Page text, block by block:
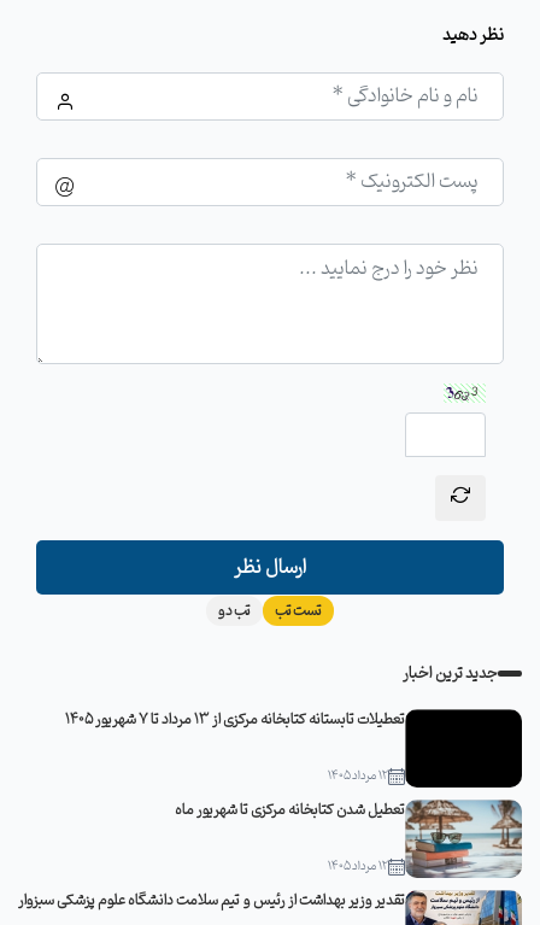
نظر دهید
ارسال نظر
تست تب تب دو
جدید ترین اخبار
تعطیلات تابستانه کتابخانه مرکزی از 13 مرداد تا 7 شهریور 1405
12 مرداد 1405
تعطیل شدن کتابخانه مرکزی تا شهریور ماه
12 مرداد 1405
تقدیر وزیر بهداشت از رئیس و تیم سلامت دانشگاه علوم پزشکی سبزوار